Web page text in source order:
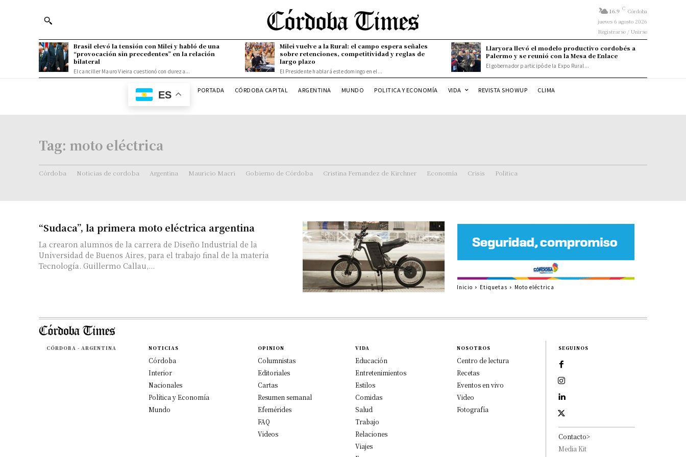
16.9 C Córdoba
jueves 6 agosto 2026
Registrarse / Unirse
Brasil elevó la tensión con Milei y habló de una
“provocación sin precedentes” en la relación
bilateral
El canciller Mauro Vieira cuestionó con dureza...
Milei vuelve a la Rural: el campo espera señales
sobre retenciones, competitividad y reglas de
largo plazo
El Presidente hablará este domingo en el...
Llaryora llevó el modelo productivo cordobés a
Palermo y se reunió con la Mesa de Enlace
El gobernador participó de la Expo Rural...
ES PORTADA CÓRDOBA CAPITAL ARGENTINA MUNDO POLITICA Y ECONOMÍA VIDA REVISTA SHOWUP CLIMA
Tag: moto eléctrica
Córdoba Noticias de cordoba Argentina Mauricio Macri Gobierno de Córdoba Cristina Fernandez de Kirchner Economía Crisis Politica
“Sudaca”, la primera moto eléctrica argentina
La crearon alumnos de la carrera de Diseño Industrial de la
Universidad de Buenos Aires, para el trabajo final de la materia
Tecnología. Guillermo Callau,...
Inicio Etiquetas Moto eléctrica
CÓRDOBA - ARGENTINA NOTICIAS
Córdoba
Interior
Nacionales
Política y Economía
Mundo
OPINION
Columnistas
Editoriales
Cartas
Resumen semanal
Efemérides
FAQ
Videos
VIDA
Educación
Entretenimientos
Estilos
Comidas
Salud
Trabajo
Relaciones
Viajes
NOSOTROS
Centro de lectura
Recetas
Eventos en vivo
Video
Fotografía
SEGUINOS
Contacto>
Media Kit